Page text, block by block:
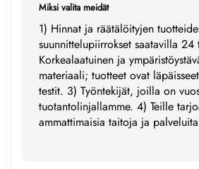
Miksi valita meidät
1) Hinnat ja räätälöityjen
suunnittelupiirrokset saatavilla 24
Korkealaatuinen ja
materiaali; tuotteet ovat
testit. 3) Työntekijät, joilla on
tuotantolinjallamme. 4) Teille
ammattimaisia taitoja ja